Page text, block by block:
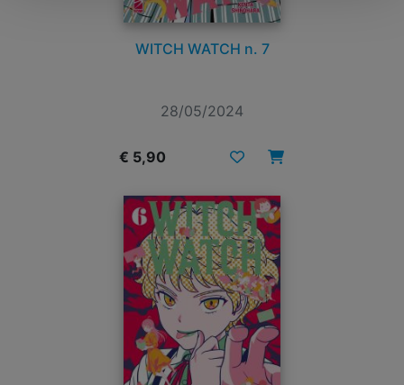
WITCH WATCH n. 7
28/05/2024
€ 5,90